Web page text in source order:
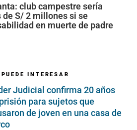
club campestre sería
S/ 2 millones si se
en muerte de padre
INTERESAR
Judicial confirma 20 años
para sujetos que
de joven en una casa de